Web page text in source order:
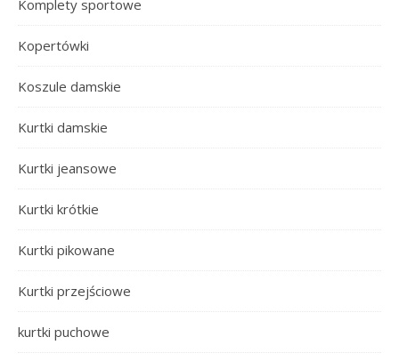
Komplety sportowe
Kopertówki
Koszule damskie
Kurtki damskie
Kurtki jeansowe
Kurtki krótkie
Kurtki pikowane
Kurtki przejściowe
kurtki puchowe